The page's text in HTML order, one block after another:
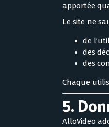
apportée
Le site ne
de
des
des
Chaque
5.
AlloVideo